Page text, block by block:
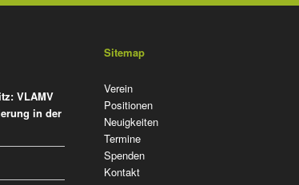
VLAMV
in der
Sitemap
Navigation
überspringen
Verein
Positionen
Neuigkeiten
Termine
Spenden
Kontakt